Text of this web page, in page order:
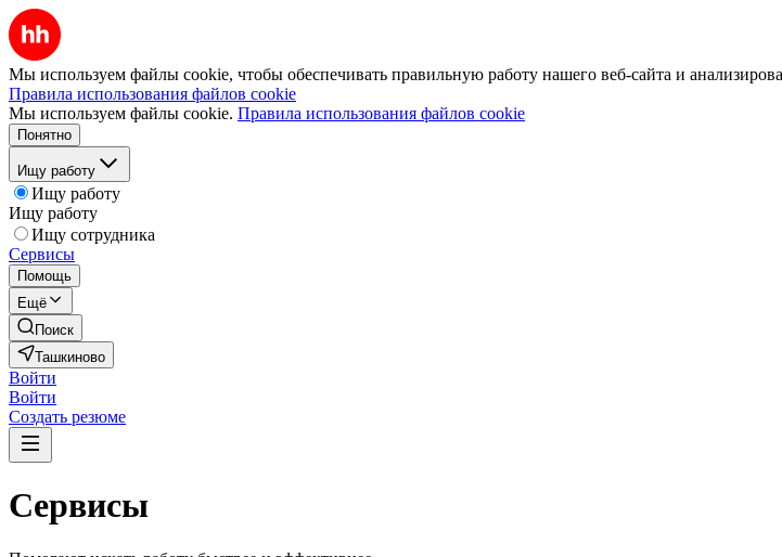
Мы используем файлы cookie, чтобы обеспечивать правильную работу нашего веб-сайта и
Правила использования файлов cookie
Мы используем файлы cookie. Правила использования файлов cookie
Понятно
Ищу работу
Ищу работу
Ищу работу
Ищу сотрудника
Сервисы
Помощь
Ещё
Поиск
Ташкиново
Войти
Войти
Создать резюме
Сервисы